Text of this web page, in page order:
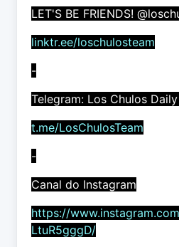
LET'S BE FRIENDS!
linktr.ee/loschulosteam
-
Telegram: Los Chulos
t.me/LosChulosTeam
-
Canal do Instagram
https://
LtuR5gggD/